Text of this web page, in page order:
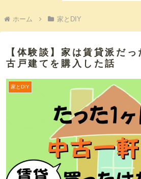
ホーム 家とDIY
【体験談】家は賃貸派だ
古戸建てを購入した話
家とDIY